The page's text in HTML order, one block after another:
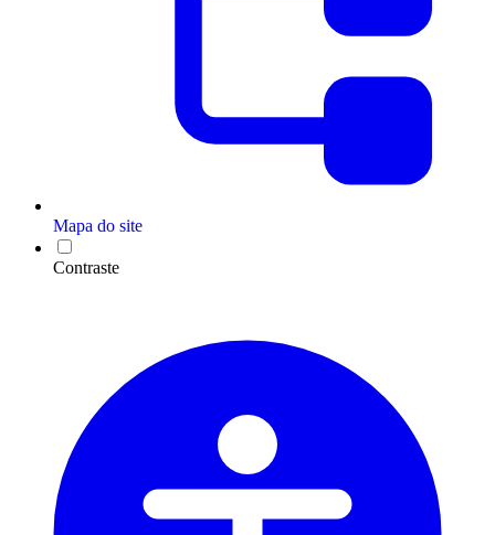
Mapa do site
Contraste